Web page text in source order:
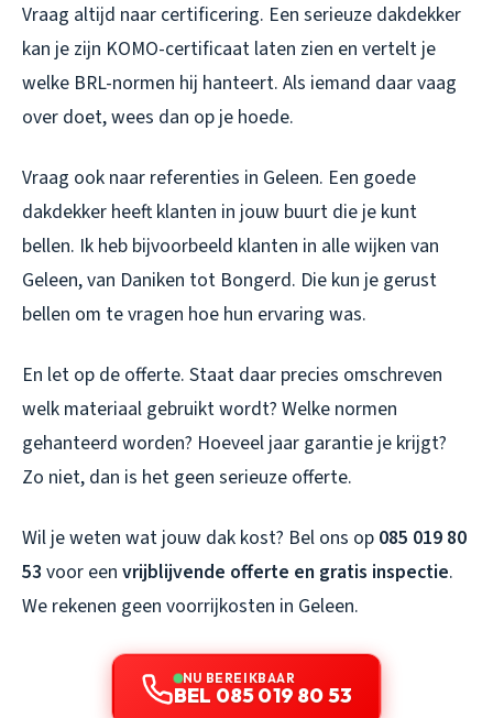
Vraag altijd naar certificering. Een serieuze dakdekker
kan je zijn KOMO-certificaat laten zien en vertelt je
welke BRL-normen hij hanteert. Als iemand daar vaag
over doet, wees dan op je hoede.
Vraag ook naar referenties in Geleen. Een goede
dakdekker heeft klanten in jouw buurt die je kunt
bellen. Ik heb bijvoorbeeld klanten in alle wijken van
Geleen, van Daniken tot Bongerd. Die kun je gerust
bellen om te vragen hoe hun ervaring was.
En let op de offerte. Staat daar precies omschreven
welk materiaal gebruikt wordt? Welke normen
gehanteerd worden? Hoeveel jaar garantie je krijgt?
Zo niet, dan is het geen serieuze offerte.
Wil je weten wat jouw dak kost? Bel ons op 085 019 80
53 voor een vrijblijvende offerte en gratis inspectie.
We rekenen geen voorrijkosten in Geleen.
NU BEREIKBAAR
BEL 085 019 80 53